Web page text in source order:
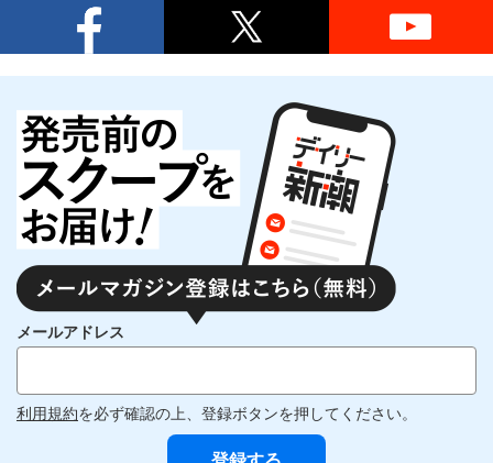
メールアドレス
利用規約を必ず確認の上、登録ボタンを押してください。